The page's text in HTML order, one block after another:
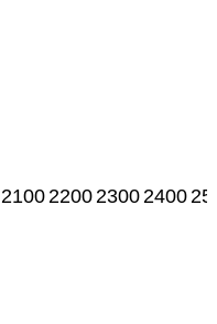
2100220023002400